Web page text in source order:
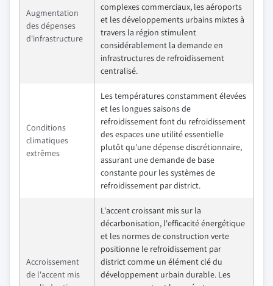
Augmentation
des dépenses
d'infrastructure
complexes commerciaux, les aéroports
et les développements urbains mixtes à
travers la région stimulent
considérablement la demande en
infrastructures de refroidissement
centralisé.
Conditions
climatiques
extrêmes
Les températures constamment élevées
et les longues saisons de
refroidissement font du refroidissement
des espaces une utilité essentielle
plutôt qu'une dépense discrétionnaire,
assurant une demande de base
constante pour les systèmes de
refroidissement par district.
Accroissement
de l'accent mis
L'accent croissant mis sur la
décarbonisation, l'efficacité énergétique
et les normes de construction verte
positionne le refroidissement par
district comme un élément clé du
développement urbain durable. Les